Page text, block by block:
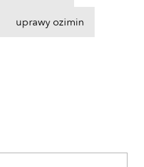
uprawy ozimin